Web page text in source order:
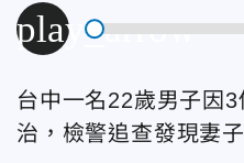
play_arrow
台中一名22歲男子因
治，檢警追查發現妻